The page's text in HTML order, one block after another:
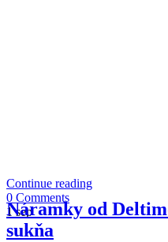
Continue reading
0 Comments
1sep
Náramky od
sukňa